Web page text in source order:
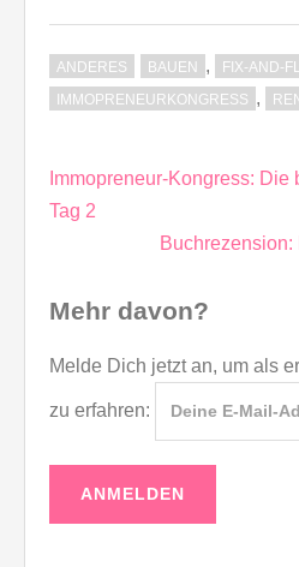
ANDERES BAUEN , FIX-AND-
IMMOPRENEURKONGRESS ,
Beitragsnavigation
Immopreneur-Kongress: Die
Tag 2
Mehr davon?
Melde Dich jetzt an, um als
zu erfahren: